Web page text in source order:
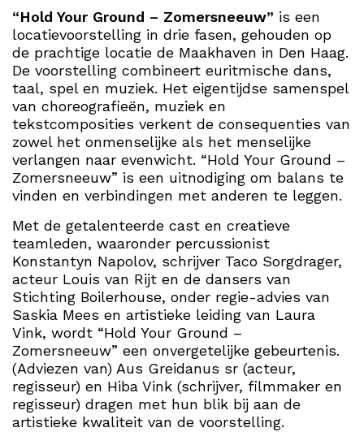
“Hold Your Ground – Zomersneeuw” is een
locatievoorstelling in drie fasen, gehouden op
de prachtige locatie de Maakhaven in Den Haag.
De voorstelling combineert euritmische dans,
taal, spel en muziek. Het eigentijdse samenspel
van choreografieën, muziek en
tekstcomposities verkent de consequenties van
zowel het onmenselijke als het menselijke
verlangen naar evenwicht. “Hold Your Ground –
Zomersneeuw” is een uitnodiging om balans te
vinden en verbindingen met anderen te leggen.
Met de getalenteerde cast en creatieve
teamleden, waaronder percussionist
Konstantyn Napolov, schrijver Taco Sorgdrager,
acteur Louis van Rijt en de dansers van
Stichting Boilerhouse, onder regie-advies van
Saskia Mees en artistieke leiding van Laura
Vink, wordt “Hold Your Ground –
Zomersneeuw” een onvergetelijke gebeurtenis.
(Adviezen van) Aus Greidanus sr (acteur,
regisseur) en Hiba Vink (schrijver, filmmaker en
regisseur) dragen met hun blik bij aan de
artistieke kwaliteit van de voorstelling.